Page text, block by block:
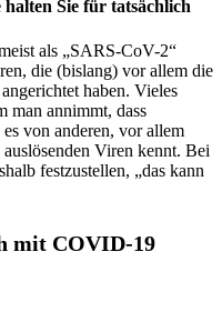
Sie für tatsächlich
als „SARS-CoV-2“
die (bislang) vor allem die
haben. Vieles
man annimmt, dass
von anderen, vor allem
Viren kennt. Bei
festzustellen, „das kann
mit COVID-19